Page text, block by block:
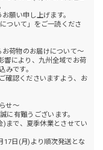
願い申し上げます。
ついて」をご一読くださ
荷物のお届けについて～
響により、九州全域でお荷
みです。
確認くださいますよう、お
せ～
に有難うございます。
まで、夏季休業とさせてい
17日(月)より順次発送とな